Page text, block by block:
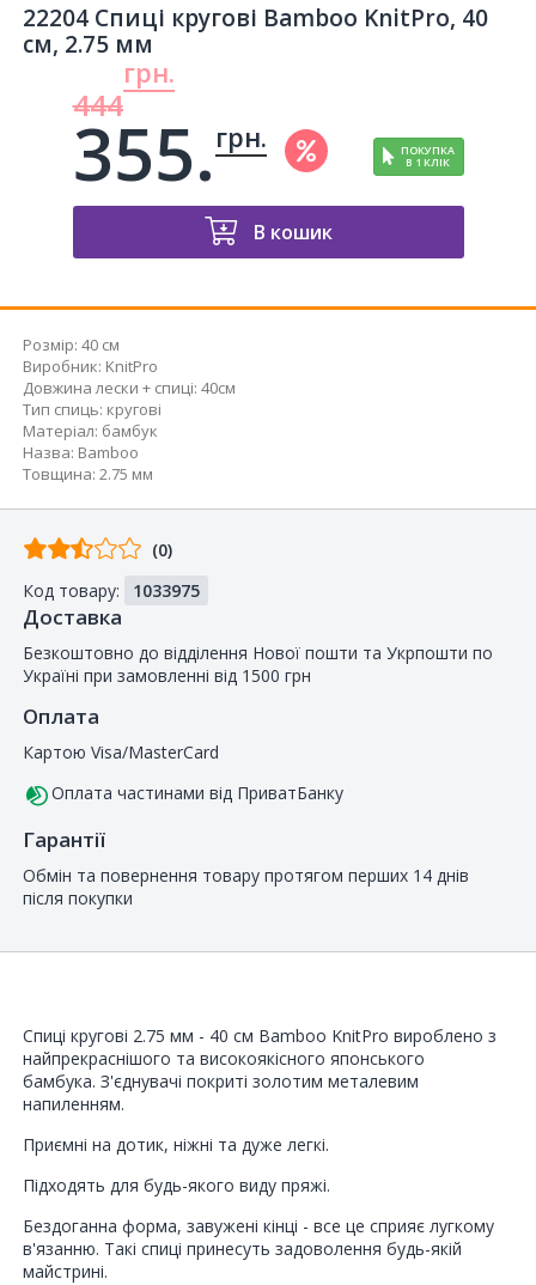
22204 Спиці кругові Bamboo KnitPro, 40
см, 2.75 мм
444
грн.
355. грн. ПОКУПКА
В 1 КЛІК
В кошик
Розмір: 40 см
Виробник: KnitPro
Довжина лески + спиці: 40см
Тип спиць: кругові
Матеріал: бамбук
Назва: Bamboo
Товщина: 2.75 мм
Відгуків
покупців
(0)
Код товару:
1033975
Доставка
Безкоштовно до відділення Нової пошти та Укрпошти по
Україні при замовленні від 1500 грн
Оплата
Картою Visa/MasterCard
Оплата частинами від ПриватБанку
Гарантії
Обмін та повернення товару протягом перших 14 днів
після покупки
Спиці кругові 2.75 мм - 40 см Bamboo KnitPro вироблено з
найпрекраснішого та високоякісного японського
бамбука. З'єднувачі покриті золотим металевим
напиленням.
Приємні на дотик, ніжні та дуже легкі.
Підходять для будь-якого виду пряжі.
Бездоганна форма, завужені кінці - все це сприяє лугкому
в'язанню. Такі спиці принесуть задоволення будь-якій
майстрині.